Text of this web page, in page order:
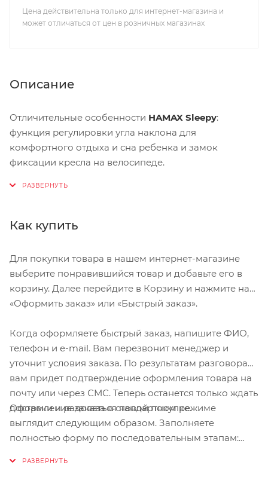
Цена действительна только для интернет-магазина и
может отличаться от цен в розничных магазинах
Описание
Отличительные особенности HAMAX Sleepy:
функция регулировки угла наклона для
комфортного отдыха и сна ребенка и замок
фиксации кресла на велосипеде.
Регулировка наклона спинки / спальной позиции
Проработанная эргономика кресла для
максимально комфортной посадки
3-точечные ремни безопасности с
дополнительным кронштейном для фиксации в
и удобной посадки
Специальная конструкция пряжек ремней
безопасности/фиксации для предотвращения
саморастегвания ребенка
Простое в использование, полностью
соответствующее всем Европейским стандартам
безопасности.
Как купить
Для покупки товара в нашем интернет-магазине
выберите понравившийся товар и добавьте его в
корзину. Далее перейдите в Корзину и нажмите на
«Оформить заказ» или «Быстрый заказ».
Когда оформляете быстрый заказ, напишите ФИО,
телефон и e-mail. Вам перезвонит менеджер и
уточнит условия заказа. По результатам разговора
вам придет подтверждение оформления товара на
почту или через СМС. Теперь останется только ждать
доставки и радоваться новой покупке.
Оформление заказа в стандартном режиме
выглядит следующим образом. Заполняете
полностью форму по последовательным этапам: